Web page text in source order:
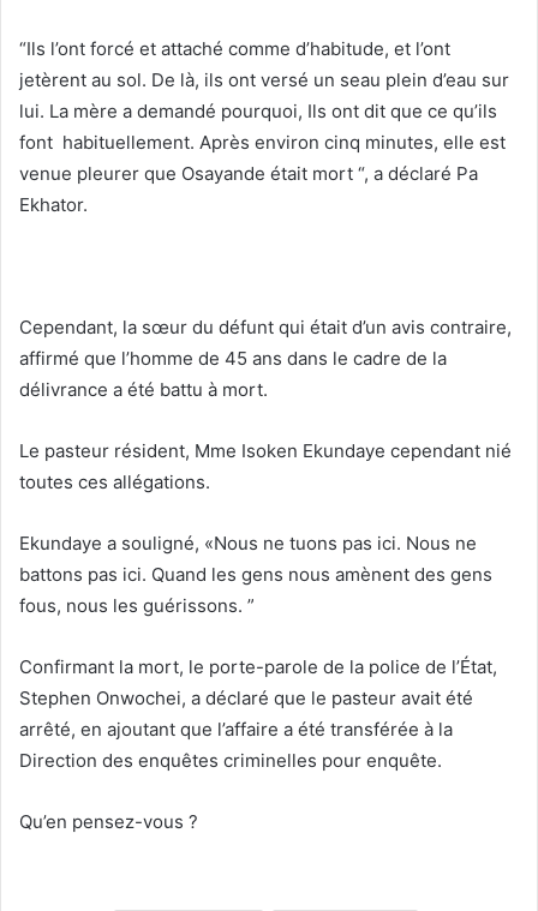
“Ils l’ont forcé et attaché comme d’habitude, et l’ont
jetèrent au sol. De là, ils ont versé un seau plein d’eau sur
lui. La mère a demandé pourquoi, Ils ont dit que ce qu’ils
font habituellement. Après environ cinq minutes, elle est
venue pleurer que Osayande était mort “, a déclaré Pa
Ekhator.
Cependant, la sœur du défunt qui était d’un avis contraire,
affirmé que l’homme de 45 ans dans le cadre de la
délivrance a été battu à mort.
Le pasteur résident, Mme Isoken Ekundaye cependant nié
toutes ces allégations.
Ekundaye a souligné, «Nous ne tuons pas ici. Nous ne
battons pas ici. Quand les gens nous amènent des gens
fous, nous les guérissons. ”
Confirmant la mort, le porte-parole de la police de l’État,
Stephen Onwochei, a déclaré que le pasteur avait été
arrêté, en ajoutant que l’affaire a été transférée à la
Direction des enquêtes criminelles pour enquête.
Qu’en pensez-vous ?